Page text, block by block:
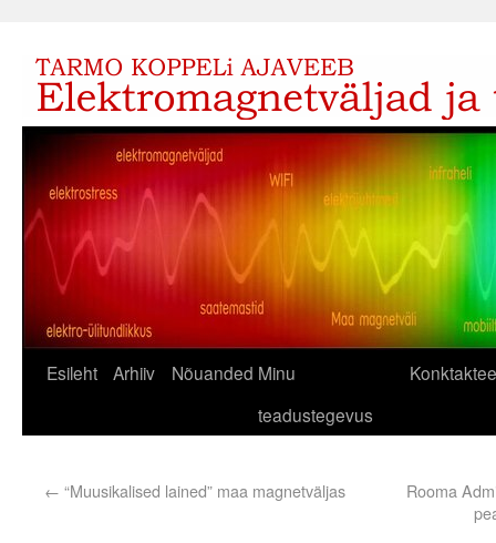
Esileht Arhiiv Nõuanded Minu
teadustegevus
← “Muusikalised lained” maa magnetväljas
Rooma